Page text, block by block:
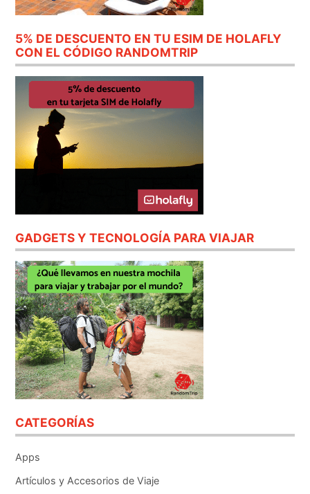
5% DE DESCUENTO EN TU ESIM DE HOLAFLY
CON EL CÓDIGO RANDOMTRIP
GADGETS Y TECNOLOGÍA PARA VIAJAR
CATEGORÍAS
Apps
Artículos y Accesorios de Viaje